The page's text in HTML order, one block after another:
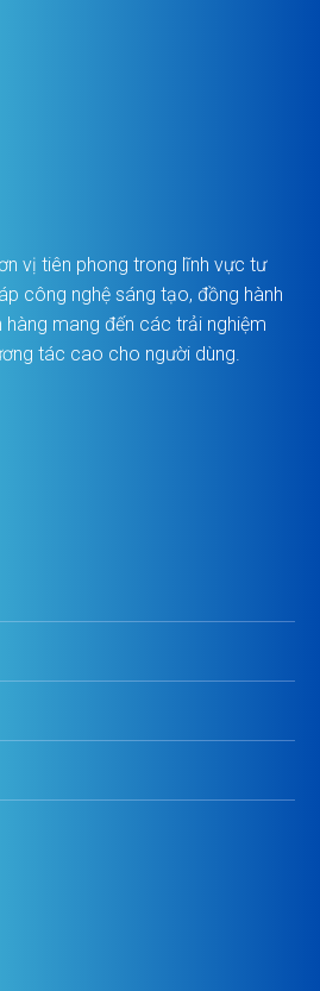
vị tiên phong trong lĩnh vực tư
công nghệ sáng tạo, đồng hành
mang đến các trải nghiệm
tác cao cho người dùng.